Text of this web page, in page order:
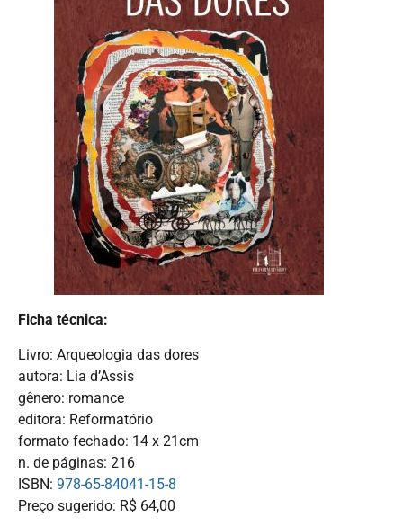
Ficha técnica:
Livro: Arqueologia das dores
autora: Lia d’Assis
gênero: romance
editora: Reformatório
formato fechado: 14 x 21cm
n. de páginas: 216
ISBN: 978-65-84041-15-8
Preço sugerido: R$ 64,00